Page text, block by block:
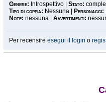
Genere: Introspettivo | Stato:
Tipo di coppia: Nessuna | Personaggi:
Note: nessuna | Avvertimenti:
Per recensire esegui il login o